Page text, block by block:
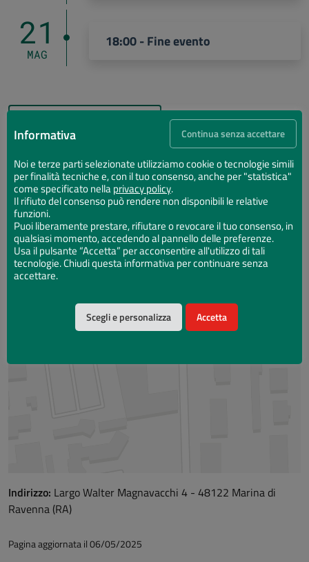
21
MAG
18:00 - Fine evento
Mappa
Scientificamente… ARTE!
Largo Walter Magnavacchi 4 - 48122 Marina di
×
Indirizzo: Largo Walter Magnavacchi 4 - 48122 Marina di
Ravenna (RA)
Pagina aggiornata il 06/05/2025
Informativa
Noi e terze parti selezionate utilizziamo cookie o tecnologie simili
per finalità tecniche e, con il tuo consenso, anche per "statistica"
come specificato nellaprivacy policy.
Il rifiuto del consenso può rendere non disponibili le relative
funzioni.
Puoi liberamente prestare, rifiutare o revocare il tuo consenso, in
qualsiasi momento, accedendo al pannello delle preferenze.
Usa il pulsante “Accetta” per acconsentire all'utilizzo di tali
tecnologie. Chiudi questa informativa per continuare senza
accettare.
Scegli e personalizza Accetta
Continua senza accettare